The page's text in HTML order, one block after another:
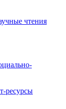
чтения
ресурсы